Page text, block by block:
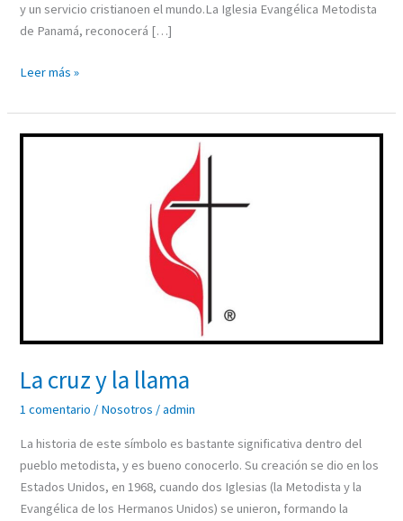
y un servicio cristianoen el mundo.La Iglesia Evangélica Metodista
de Panamá, reconocerá […]
Leer más »
La cruz y la llama
1 comentario / Nosotros /admin
La historia de este símbolo es bastante significativa dentro del
pueblo metodista, y es bueno conocerlo. Su creación se dio en los
Estados Unidos, en 1968, cuando dos Iglesias (la Metodista y la
Evangélica de los Hermanos Unidos) se unieron, formando la